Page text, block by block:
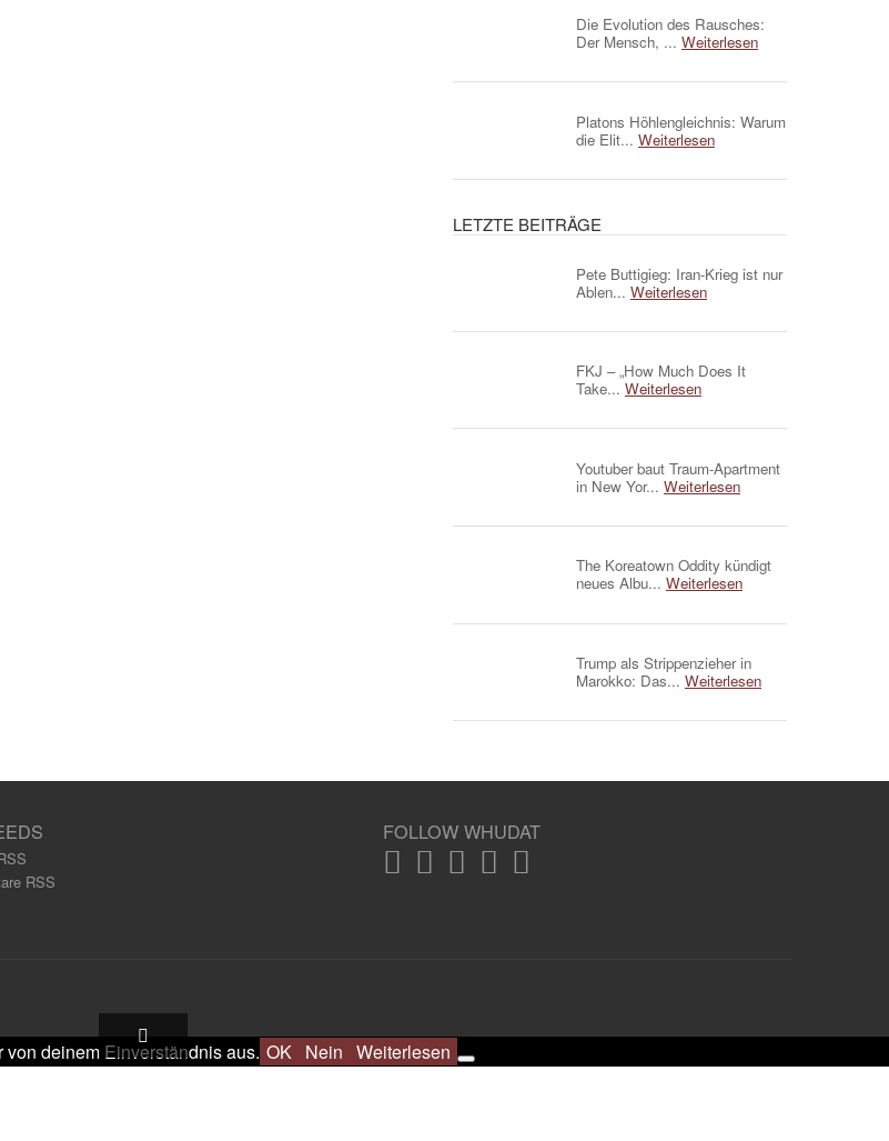
Die Evolution des Rausches:
Der Mensch, ... Weiterlesen
Platons Höhlengleichnis: Warum
die Elit... Weiterlesen
LETZTE BEITRÄGE
Pete Buttigieg: Iran-Krieg ist nur
Ablen... Weiterlesen
FKJ – „How Much Does It
Take... Weiterlesen
Youtuber baut Traum-Apartment
in New Yor... Weiterlesen
The Koreatown Oddity kündigt
neues Albu... Weiterlesen
Trump als Strippenzieher in
Marokko: Das... Weiterlesen
RSS
FOLLOW WHUDAT
deinem Einverständnis aus. OK Nein Weiterlesen